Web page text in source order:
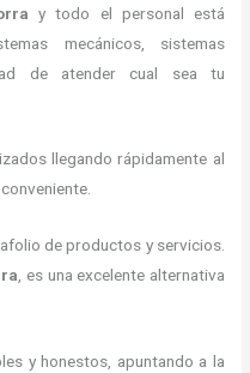
y todo el personal está
mecánicos, sistemas
de atender cual sea tu
llegando rápidamente al
de productos y servicios.
, es una excelente alternativa
y honestos, apuntando a la